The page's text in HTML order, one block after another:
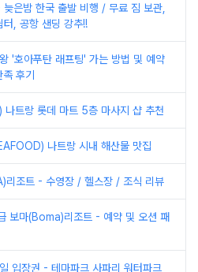
은밤 한국 출발 비행 / 무료 짐 보관,
, 공항 샌딩 강추!!
'호아푸탄 래프팅' 가는 방법 및 예약
후기
트랑 롯데 마트 5층 마사지 샵 추천
나트랑 시내 해산물 맛집
리조트 - 수영장 / 헬스장 / 조식 리뷰
보마(Boma)리조트 - 예약 및 오션 패
입장권 - 테마파크 사파리 워터파크